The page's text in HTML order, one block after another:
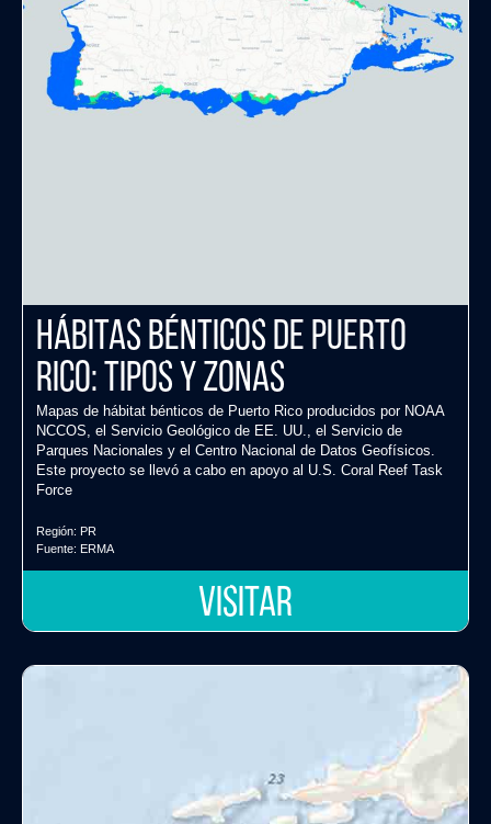
Hábitas Bénticos de Puerto
Rico: tipos y zonas
Mapas de hábitat bénticos de Puerto Rico producidos por NOAA
NCCOS, el Servicio Geológico de EE. UU., el Servicio de
Parques Nacionales y el Centro Nacional de Datos Geofísicos.
Este proyecto se llevó a cabo en apoyo al U.S. Coral Reef Task
Force
Región: PR
Fuente: ERMA
VISITAR